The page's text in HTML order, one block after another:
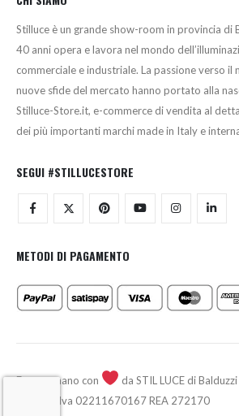
Stilluce è un grande show-room in provincia di
40 anni opera e lavora nel mondo
commerciale e industriale. La passione verso il
nuove sfide del mercato hanno portato alla
Stilluce-Store.it, e-commerce di vendita al
dei più importanti marchi made in Italy e
SEGUI #STILLUCESTORE
METODI DI PAGAMENTO
Fatto a mano con
da STIL LUCE di
2026 - P.Iva 02211670167 REA 272170